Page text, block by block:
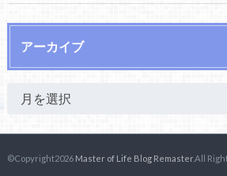
アーカイブ
©Copyright2026 Master of Life Blog Remaster.All